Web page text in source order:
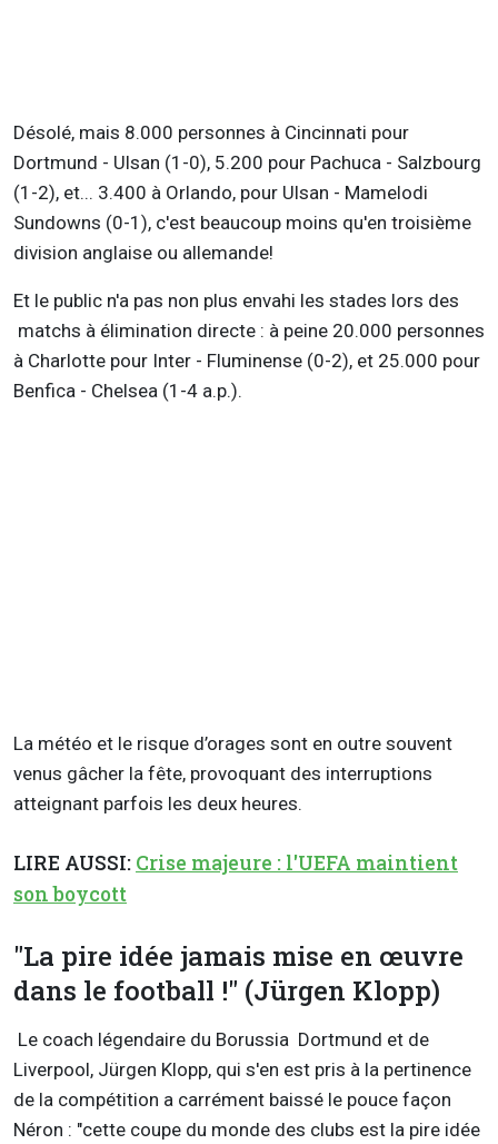
Désolé, mais 8.000 personnes à Cincinnati pour
Dortmund - Ulsan (1-0), 5.200 pour Pachuca - Salzbourg
(1-2), et... 3.400 à Orlando, pour Ulsan - Mamelodi
Sundowns (0-1), c'est beaucoup moins qu'en troisième
division anglaise ou allemande!
Et le public n'a pas non plus envahi les stades lors des
matchs à élimination directe : à peine 20.000 personnes
à Charlotte pour Inter - Fluminense (0-2), et 25.000 pour
Benfica - Chelsea (1-4 a.p.).
La météo et le risque d’orages sont en outre souvent
venus gâcher la fête, provoquant des interruptions
atteignant parfois les deux heures.
LIRE AUSSI: Crise majeure : l'UEFA maintient
son boycott
"La pire idée jamais mise en œuvre
dans le football !" (Jürgen Klopp)
Le coach légendaire du Borussia Dortmund et de
Liverpool, Jürgen Klopp, qui s'en est pris à la pertinence
de la compétition a carrément baissé le pouce façon
Néron : "cette coupe du monde des clubs est la pire idée